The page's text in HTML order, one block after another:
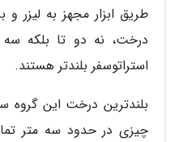
طریق ابزار مجهز به لیزر
درخت، نه دو تا بلکه
استراتوسفر بلندتر هستند.
بلندترین درخت این گروه
چیزی در حدود سه متر